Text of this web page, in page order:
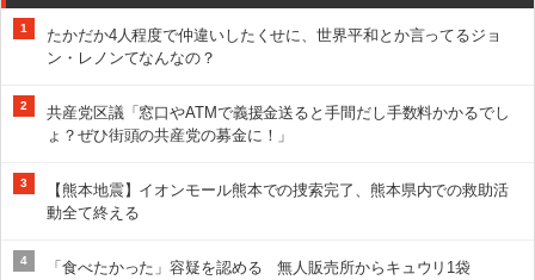
1
たかだか4人程度で仲違いしたくせに、世界平和とか言ってるジョ
ン・レノンてなんなの？
2
共産党区議「窓口やATMで義援金送ると手間だし手数料かかるでし
ょ？ぜひ街頭の共産党の募金に！」
3
【熊本地震】イオンモール熊本での捜索完了、熊本県内での救助活
動全て終える
4
「食べたかった」容疑を認める 無人販売所からキュウリ1袋